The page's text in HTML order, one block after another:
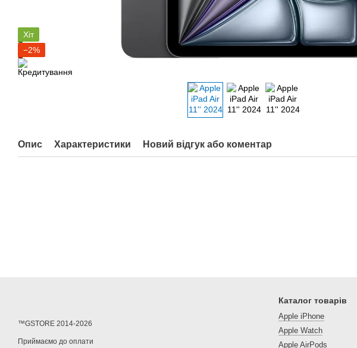
Хіт
−2%
Опис Характеристики Новий відгук або коментар
™GSTORE 2014-2026
Приймаємо до оплати
Каталог товарів
Apple iPhone
Apple Watch
Apple AirPods